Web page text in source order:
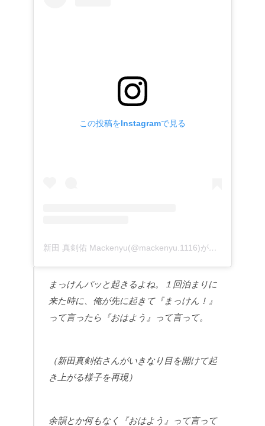
この投稿をInstagramで見る
新田 真剣佑 Mackenyu(@mackenyu.1116)がシェアした投稿
まっけんパッと起きるよね。１回泊まりに
来た時に、俺が先に起きて『まっけん！』
って言ったら『おはよう』って言って。
（新田真剣佑さんがいきなり目を開けて起
き上がる様子を再現）
余韻とか何もなく『おはよう』って言って